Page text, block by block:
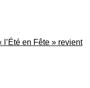
en Fête » revient